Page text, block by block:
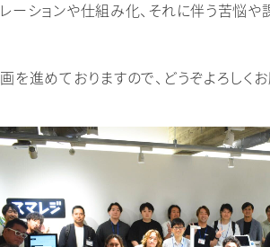
ーションや仕組み化、それに伴う苦悩や
進めておりますので、どうぞよろしくお